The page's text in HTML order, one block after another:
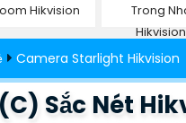
Hikvision
Trong
Hikvision
Camera Starlight Hikvision
Sắc Nét